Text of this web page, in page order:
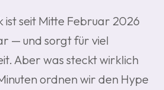
ist seit Mitte Februar 2026
— und sorgt für viel
Aber was steckt wirklich
ordnen wir den Hype